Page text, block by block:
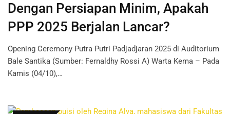
Dengan Persiapan Minim, Apakah
PPP 2025 Berjalan Lancar?
Opening Ceremony Putra Putri Padjadjaran 2025 di Auditorium
Bale Santika (Sumber: Fernaldhy Rossi A) Warta Kema – Pada
Kamis (04/10),…